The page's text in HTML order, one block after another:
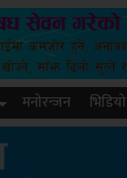
मनोरन्जन भिडियो